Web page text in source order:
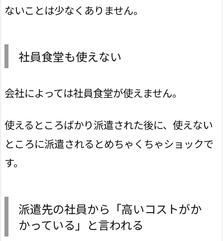
ないことは少なくありません。
社員食堂も使えない
会社によっては社員食堂が使えません。
使えるところばかり派遣された後に、使えない
ところに派遣されるとめちゃくちゃショックで
す。
派遣先の社員から「高いコストがか
かっている」と言われる